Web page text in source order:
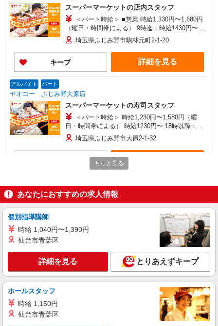
スーパーマーケットの店内スタッフ
＜パート時給＞ ■惣菜 時給1,330円〜1,680円
（曜日・時間帯による） 9時迄：時給1430円〜 9
時以降：時給1330円〜 18時以降：時給1480円〜
19時以降：時給1580円〜 ★土曜＋100円 ★日・祝
＋100円 ■惣菜以外 時給1,230円〜1,580円（曜
日・時間帯による） 9時迄：時給1330円〜 9時以
降：時給1230円〜 18時以降：時給1380円〜 19時
100円 ※アルバイトさんの時給や募集内容はお問
い合わせください
埼玉県ふじみ野市駒林元町2-1-20
キープ 詳細を見る
アルバイト パート
ヤオコー ふじみ野大原店
スーパーマーケットの寿司スタッフ
＜パート時給＞ 時給1,230円〜1,580円（曜
日・時間帯による） 時給1230円〜 18時以降：時
給1380円〜 19時以降：時給1480円〜 ★土曜＋100
円 ★日・祝＋100円 ※アルバイトさんの時給や募
集内容はお問い合わせください
埼玉県ふじみ野市大原2-1-32
ヤオコー 上福岡駒林店
スーパーマーケットのバックヤードスタッフ
＜パート時給＞ 時給1,230円〜1,580円（曜
日・時間帯による） 9時迄：時給1330円〜 9時以
降：時給1230円〜 18時以降：時給1380円〜 19時
以降：時給1480円〜 ★土曜＋100円 ★日・祝＋
100円 ※アルバイトさんの時給や募集内容はお問
い合わせください
埼玉県ふじみ野市駒林元町2-1-20
キープ 詳細を見る
ヤオコー ふじみ野大原店
スーパーマーケットの惣菜スタッフ
＜パート時給＞ 時給1,330円〜1,680円（曜
日・時間帯による） 時給1330円〜 18時以降：時
もっと見る
あなたにおすすめの求人情報
個別指導講師
時給 1,040円〜1,390円
仙台市青葉区
詳細を見る とりあえずキープ
ホールスタッフ
時給 1,150円
仙台市青葉区